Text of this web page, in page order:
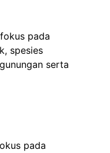
pada
spesies
serta
pada